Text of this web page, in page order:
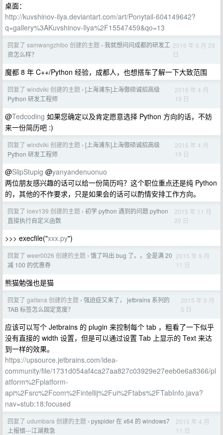
桌面：
http://kuvshinov-ilya.deviantart.com/art/Ponytail-604149642?
q=gallery%3AKuvshinov-Ilya%2F15547459&qo=13
回复了 samwangzhibo 创建的主题 › 我就想问问成都的研发工
资怎么样？
2016 年 6 月 29
日
魔都 8 年 C++/Python 经验，成都人，也想搭车了解一下大致范围
回复了 windviki 创建的主题 › [上海浦东]上海傲硕诚招高级
Python 研发工程师
2016 年 4 月
19 日
@Tedcoding 如果您确定以及肯定愿意选择 Python 方向的话，不妨
来一份简历吧 :)
回复了 windviki 创建的主题 › [上海浦东]上海傲硕诚招高级
Python 研发工程师
2016 年 4 月
19 日
@SlipStupig @yanyandenuonuo
两位朋友感兴趣的话可以给一份简历吗？这个职位重点还是纯 Python
的，其他的不作要求，只是如果会的话可以酌情安排工作方向。
回复了 loev139 创建的主题 › 初学 python 遇到的问题 python
直接执行自定义函数
2015 年 11 月
20 日
>>> execfile("xxx.py")
回复了 weer0026 创建的主题 › 饿了吗出 bug 了。。全是满 20
减 100 的优惠券
2015 年 9 月
11 日
熊猫勉强也是猫
回复了 gaitana 创建的主题 › 强迫症又来了， jetbrains 系列的
TAB 标签怎么固定宽度？
2015 年 9 月
5 日
应该可以写个 Jetbrains 的 plugin 来控制每个 tab ，粗看了一下似乎
没有直接的 width 设置，但是可以通过设置 Tab 上显示的 Text 来达
到一样的效果。
https://upsource.jetbrains.com/idea-
community/file/1731d054af4ca27aa827c03929e27eeb0e6a8366/pl
atform%2Fplatform-
api%2Fsrc%2Fcom%2Fintellij%2Fui%2Ftabs%2FTabInfo.java?
nav=stub:18:focused
回复了 udumbara 创建的主题 › pyspider 在 x64 的 windows7
上报错---江湖救急
2015 年 4 月
11 日